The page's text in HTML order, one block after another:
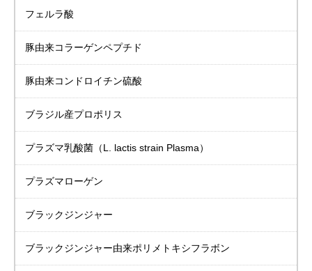
フェルラ酸
豚由来コラーゲンペプチド
豚由来コンドロイチン硫酸
ブラジル産プロポリス
プラズマ乳酸菌 （L. lactis strain Plasma）
プラズマローゲン
ブラックジンジャー
ブラックジンジャー由来ポリメトキシフラボン